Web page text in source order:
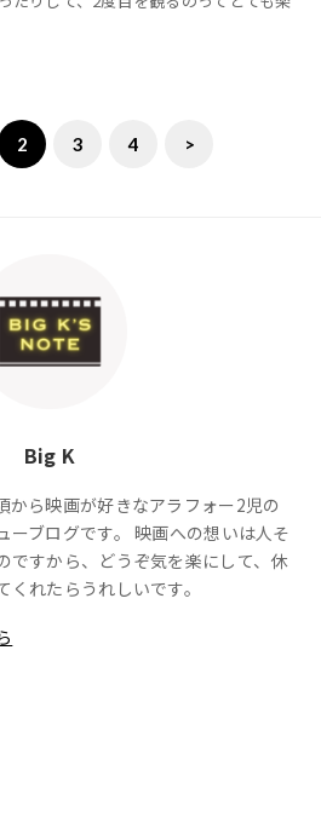
2 3 4 >
Big K
から映画が好きなアラフォー2児の
ーブログです。 映画への想いは人そ
ですから、どうぞ気を楽にして、休
れたらうれしいです。